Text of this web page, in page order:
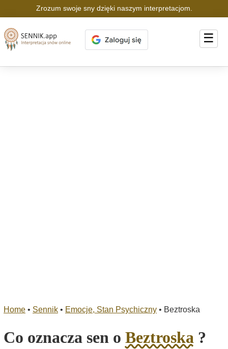
Zrozum swoje sny dzięki naszym interpretacjom.
☰
Home • Sennik • Emocje, Stan Psychiczny • Beztroska
Co oznacza sen o Beztroska ?